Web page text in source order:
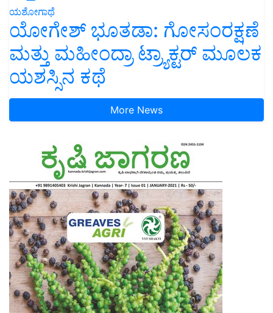
ಯಶೋಗಾಥೆ
ಯೋಗೇಶ್ ಭೂತಡಾ: ಗೋಸಂರಕ್ಷಣೆ
ಮತ್ತು ಮಹೀಂದ್ರಾ ಟ್ರ್ಯಾಕ್ಟರ್ ಮೂಲಕ
ಯಶಸ್ಸಿನ ಕಥೆ
More News